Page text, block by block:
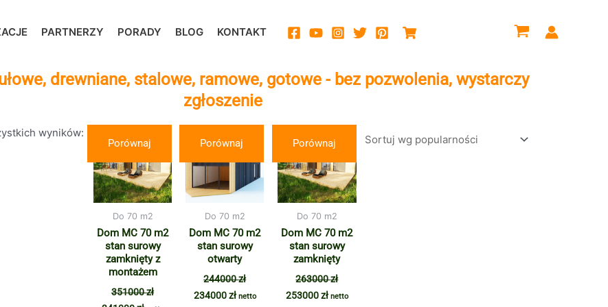
PARTNERZY PORADY BLOG KONTAKT
drewniane, stalowe, ramowe, gotowe - bez pozwolenia, wystarczy
zgłoszenie
wyników: 3
według
popularności
Do 70 m2
Dom MC 70 m2
stan surowy
zamknięty z
montażem
351000zł
cena
351000 zł.
cena
341000 zł.
Porównaj
Do 70 m2
Dom MC 70 m2
stan surowy
otwarty
244000zł
cena
244000 zł.
234000zł
cena
234000 zł.
netto
Porównaj
Do 70 m2
Dom MC 70 m2
stan surowy
zamknięty
263000zł
cena
263000 zł.
253000zł
cena
253000 zł.
netto
Porównaj